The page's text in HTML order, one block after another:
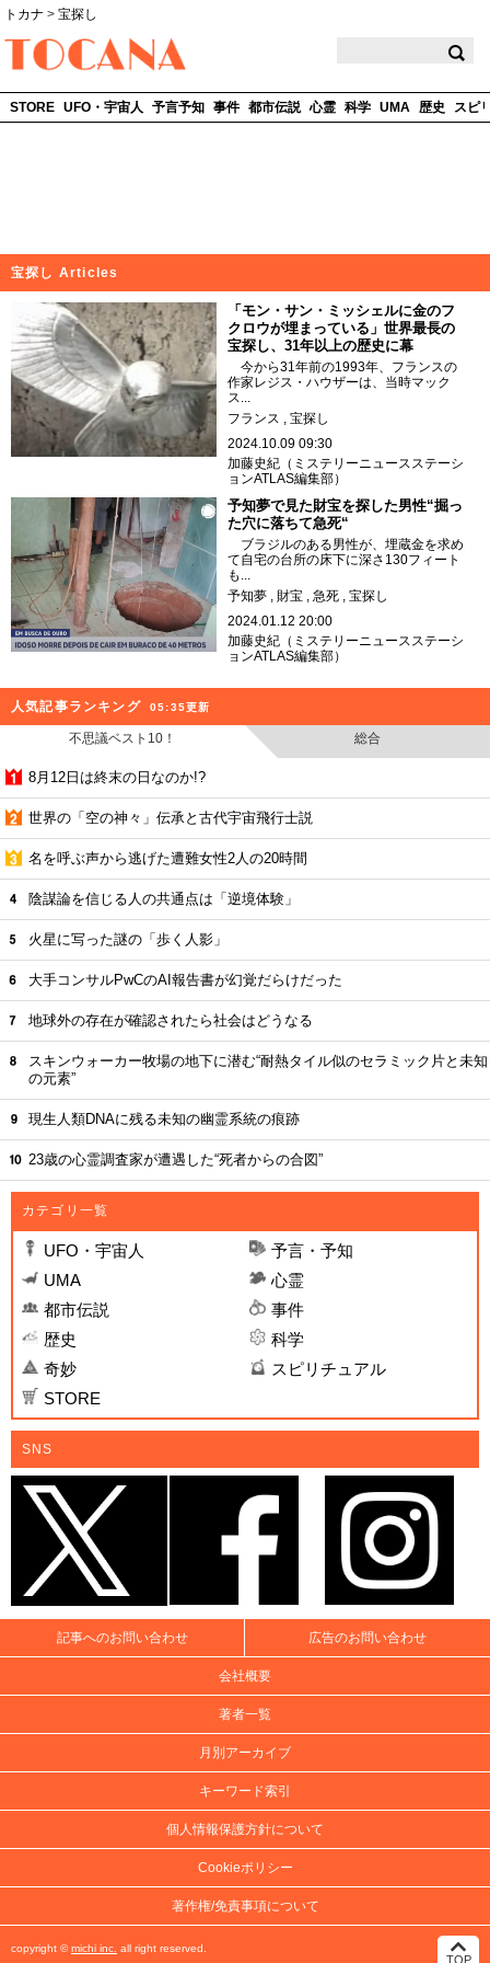
トカナ > 宝探し
STORE UFO・宇宙人 予言予知 事件 都市伝説 心霊 科学 UMA 歴史 スピ
宝探し Articles
「モン・サン・ミッシェルに金のフ
クロウが埋まっている」世界最長の
宝探し、31年以上の歴史に幕
今から31年前の1993年、フランスの
作家レジス・ハウザーは、当時マック
ス...
フランス
宝探し
2024.10.09 09:30
加藤史紀（ミステリーニュースステーシ
ョンATLAS編集部）
予知夢で見た財宝を探した男性“掘っ
た穴に落ちて急死“
ブラジルのある男性が、埋蔵金を求め
て自宅の台所の床下に深さ130フィート
も...
予知夢
財宝 急死
宝探し
2024.01.12 20:00
加藤史紀（ミステリーニュースステーシ
ョンATLAS編集部）
人気記事ランキング 05:35更新
不思議ベスト10！ 総合
8月12日は終末の日なのか!?
世界の「空の神々」伝承と古代宇宙飛行士説
名を呼ぶ声から逃げた遭難女性2人の20時間
陰謀論を信じる人の共通点は「逆境体験」
火星に写った謎の「歩く人影」
大手コンサルPwCのAI報告書が幻覚だらけだった
地球外の存在が確認されたら社会はどうなる
スキンウォーカー牧場の地下に潜む“耐熱タイル似のセラミック片と未知
の元素”
現生人類DNAに残る未知の幽霊系統の痕跡
23歳の心霊調査家が遭遇した“死者からの合図”
カテゴリ一覧
UFO・宇宙人
予言・予知
UMA
心霊
都市伝説
事件
歴史
科学
奇妙
スピリチュアル
STORE
SNS
記事へのお問い合わせ 広告のお問い合わせ
会社概要
著者一覧
月別アーカイブ
キーワード索引
個人情報保護方針について
Cookieポリシー
著作権/免責事項について
copyright ©michi inc. all right reserved.
TOP